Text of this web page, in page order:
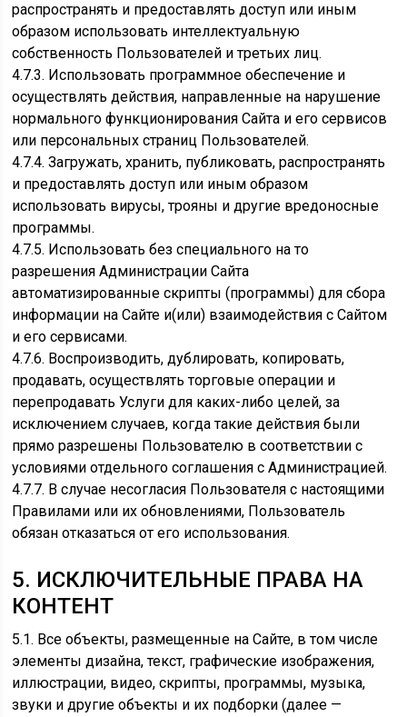
распространять и предоставлять доступ или иным
образом использовать интеллектуальную
собственность Пользователей и третьих лиц.
4.7.3. Использовать программное обеспечение и
осуществлять действия, направленные на нарушение
нормального функционирования Сайта и его сервисов
или персональных страниц Пользователей.
4.7.4. Загружать, хранить, публиковать, распространять
и предоставлять доступ или иным образом
использовать вирусы, трояны и другие вредоносные
программы.
4.7.5. Использовать без специального на то
разрешения Администрации Сайта
автоматизированные скрипты (программы) для сбора
информации на Сайте и(или) взаимодействия с Сайтом
и его сервисами.
4.7.6. Воспроизводить, дублировать, копировать,
продавать, осуществлять торговые операции и
перепродавать Услуги для каких-либо целей, за
исключением случаев, когда такие действия были
прямо разрешены Пользователю в соответствии с
условиями отдельного соглашения с Администрацией.
4.7.7. В случае несогласия Пользователя с настоящими
Правилами или их обновлениями, Пользователь
обязан отказаться от его использования.
5. ИСКЛЮЧИТЕЛЬНЫЕ ПРАВА НА
КОНТЕНТ
5.1. Все объекты, размещенные на Сайте, в том числе
элементы дизайна, текст, графические изображения,
иллюстрации, видео, скрипты, программы, музыка,
звуки и другие объекты и их подборки (далее —